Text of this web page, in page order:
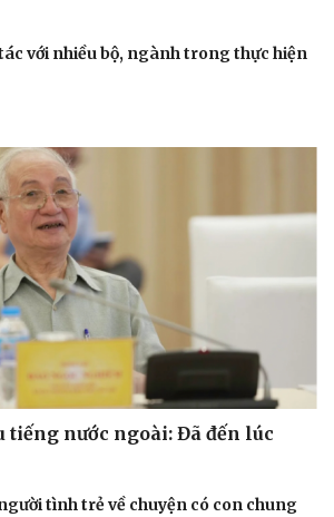
Blog
Tình yêu - Gia đình
với nhiều bộ, ngành trong thực hiện
tiếng nước ngoài: Đã đến lúc
tình trẻ về chuyện có con chung